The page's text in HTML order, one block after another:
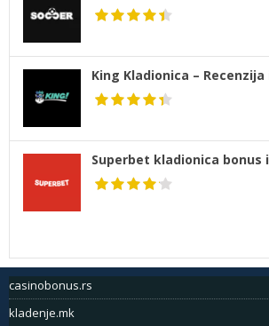
King Kladionica – Recenzija
Superbet kladionica bonus
casinobonus.rs
kladenje.mk